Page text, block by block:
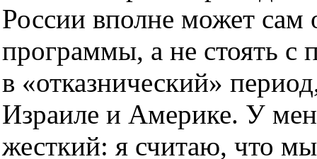
России вполне может сам
программы, а не стоять с
в «отказнический»
Израиле и Америке. У
жесткий: я считаю, что